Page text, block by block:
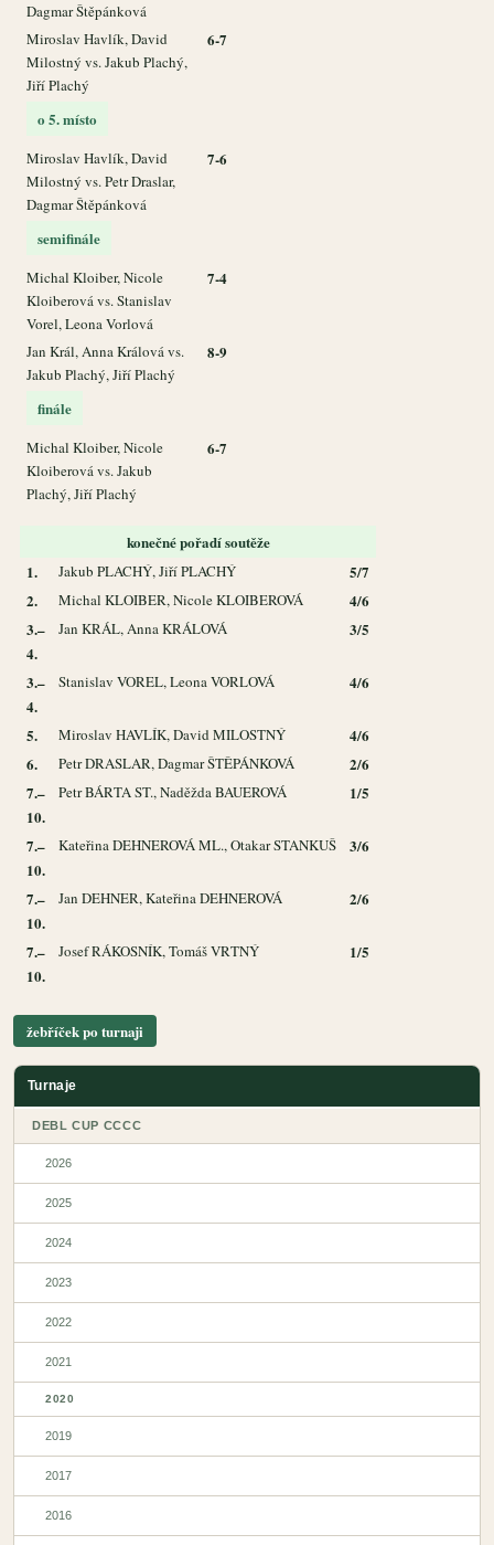
Dagmar Štěpánková
Miroslav Havlík, David
Milostný vs. Jakub Plachý,
Jiří Plachý
6-7
o 5. místo
Miroslav Havlík, David
Milostný vs. Petr Draslar,
Dagmar Štěpánková
7-6
semifinále
Michal Kloiber, Nicole
Kloiberová vs. Stanislav
Vorel, Leona Vorlová
7-4
Jan Král, Anna Králová vs.
Jakub Plachý, Jiří Plachý
8-9
finále
Michal Kloiber, Nicole
Kloiberová vs. Jakub
Plachý, Jiří Plachý
6-7
konečné pořadí soutěže
1.
Jakub PLACHÝ, Jiří PLACHÝ
5/7
2.
Michal KLOIBER, Nicole KLOIBEROVÁ
4/6
3.–
4.
Jan KRÁL, Anna KRÁLOVÁ 3/5
3.–
4.
Stanislav VOREL, Leona VORLOVÁ 4/6
5. Miroslav HAVLÍK, David MILOSTNÝ
4/6
6.
Petr DRASLAR, Dagmar ŠTĚPÁNKOVÁ
2/6
7.–
10.
Petr BÁRTA ST., Naděžda BAUEROVÁ 1/5
7.–
10.
Kateřina DEHNEROVÁ ML., Otakar STANKUŠ 3/6
7.–
10.
Jan DEHNER, Kateřina DEHNEROVÁ 2/6
7.–
10.
Josef RÁKOSNÍK, Tomáš VRTNÝ 1/5
žebříček po turnaji
Turnaje
DEBL CUP CCCC
2026
2025
2024
2023
2022
2021
2020
2019
2017
2016